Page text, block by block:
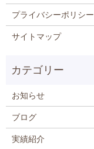
プライバシーポリシー
サイトマップ
お知らせ
ブログ
実績紹介